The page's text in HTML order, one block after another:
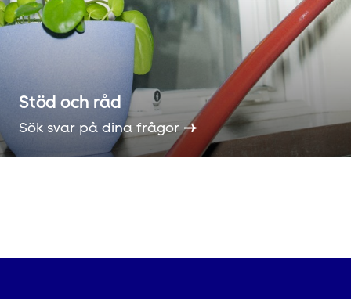
Stöd och råd
Sök svar på dina frågor